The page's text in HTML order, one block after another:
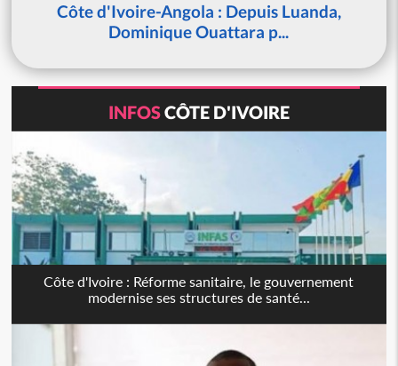
Côte d'Ivoire-Angola : Depuis Luanda,
Dominique Ouattara p...
INFOSCÔTE D'IVOIRE
Côte d'Ivoire : Réforme sanitaire, le gouvernement
modernise ses structures de santé...